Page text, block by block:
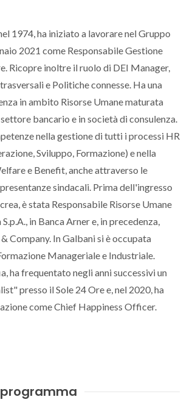
1974, ha iniziato a lavorare nel Gruppo
2021 come Responsabile Gestione
Ricopre inoltre il ruolo di DEI Manager,
e Politiche connesse. Ha una
in ambito Risorse Umane maturata
bancario e in società di consulenza.
nella gestione di tutti i processi HR
Sviluppo, Formazione) e nella
e Benefit, anche attraverso le
sindacali. Prima dell'ingresso
è stata Responsabile Risorse Umane
in Banca Arner e, in precedenza,
Company. In Galbani si è occupata
Manageriale e Industriale.
ha frequentato negli anni successivi un
presso il Sole 24 Ore e, nel 2020, ha
come Chief Happiness Officer.